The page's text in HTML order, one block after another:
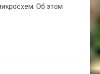
Об этом